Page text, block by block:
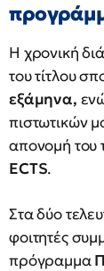
Η χρονική
του τίτλου
εξάμηνα,
πιστωτικών
απονομή του
ECTS.
Στα δύο
φοιτητές
πρόγραμμα